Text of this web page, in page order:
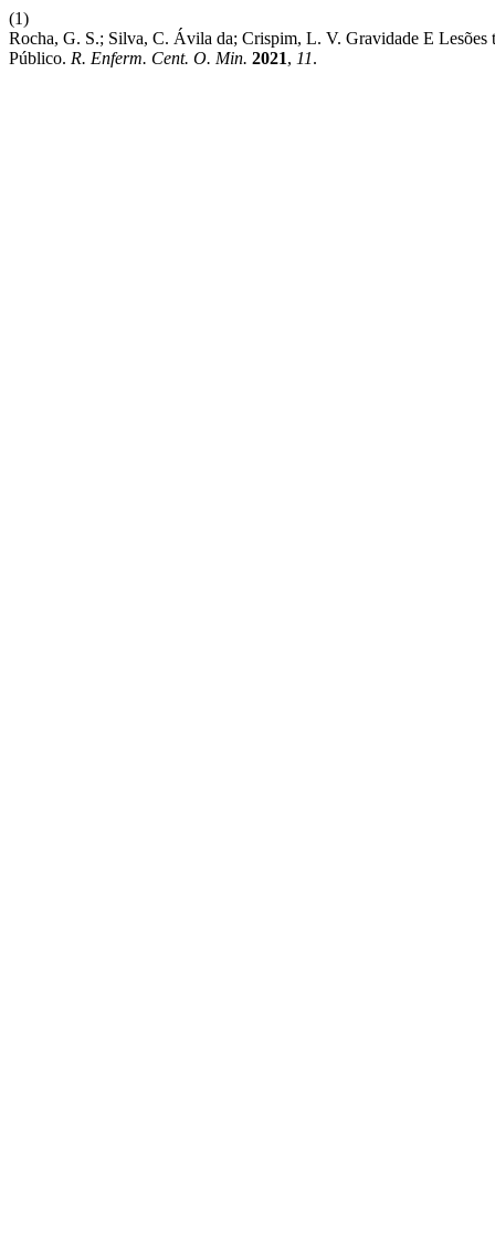
(1)
Rocha, G. S.; Silva, C. Ávila da; Crispim, L. V. Gravidade E
Público. R. Enferm. Cent. O. Min. 2021, 11.